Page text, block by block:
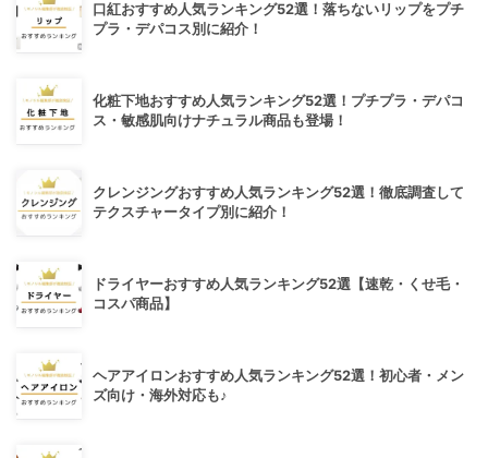
口紅おすすめ人気ランキング52選！落ちないリップをプチ
プラ・デパコス別に紹介！
化粧下地おすすめ人気ランキング52選！プチプラ・デパコ
ス・敏感肌向けナチュラル商品も登場！
クレンジングおすすめ人気ランキング52選！徹底調査して
テクスチャータイプ別に紹介！
ドライヤーおすすめ人気ランキング52選【速乾・くせ毛・
コスパ商品】
ヘアアイロンおすすめ人気ランキング52選！初心者・メン
ズ向け・海外対応も♪